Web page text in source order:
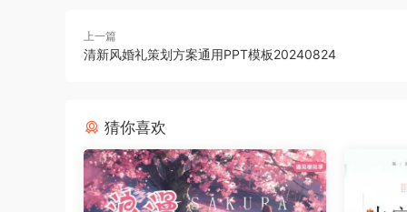
上一篇
清新风婚礼策划方案通用PPT模板20240824
猜你喜欢